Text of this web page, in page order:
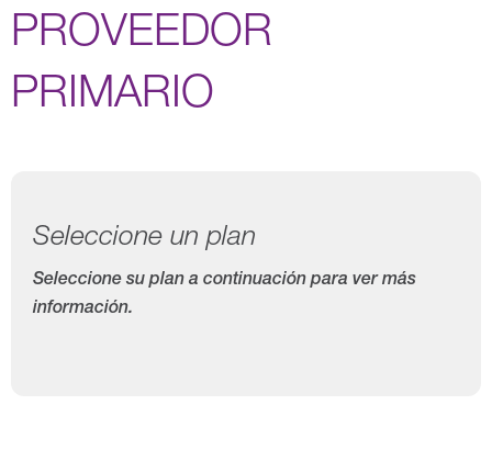
PROVEEDOR
PRIMARIO
Seleccione un plan
Seleccione su plan a continuación para ver más
información.